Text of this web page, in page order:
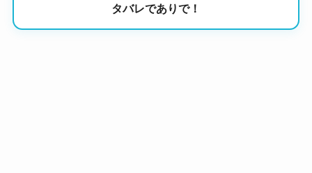
タバレでありで！